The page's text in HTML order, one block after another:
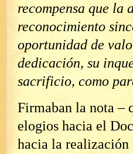
recompensa que la
reconocimiento
oportunidad de
dedicación, su
sacrificio, como
Firmaban la nota –
elogios hacia el
hacia la realización